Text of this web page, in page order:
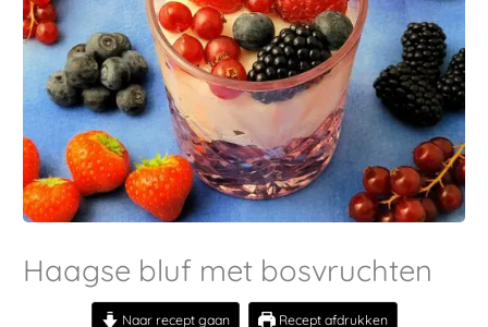
Haagse bluf met bosvruchten
Naar recept gaan Recept afdrukken